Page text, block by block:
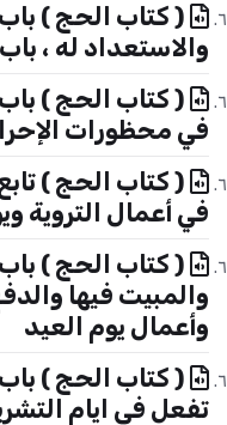
( كتاب الحج )
والاستعداد له ،
( كتاب الحج )
في محظورات
( كتاب الحج )
في أعمال التروية
( كتاب الحج )
والمبيت فيها
وأعمال يوم العيد
( كتاب الحج )
تفعل في ايام